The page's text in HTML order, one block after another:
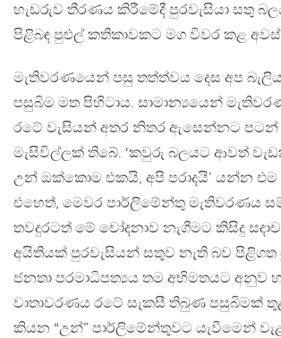
හැඩරුව තීරණය කිරීමේදී පුරවැසියා සතු
පිළිබඳ පුළුල් කතිකාවකට මග විවර කළ
මැතිවරණයෙන් පසු තත්ත්වය දෙස අප
පසුබිම මත පිහිටාය. සාමාන්‍යයෙන්
රටේ වැසියන් අතර නිතර ඇසෙන්නට පටන්
මැසිවිල්ලක් තිබේ. ‘කවුරු බලයට ආවත්
උන් ඔක්කොම එකයි, අපි පරාදයි’ යන්න එම
එහෙත්, මෙවර පාර්ලිමේන්තු මැතිවරණය
තවදුරටත් මේ චෝදනාව නැගීමට කිසිදු
අයිතියක් පුරවැසියන් සතුව නැති බව පිළිගත
ජනතා පරමාධිපත්‍යය තම අභිමතයට අනුව
වාතාවරණය රටේ සැකසී තිබුණ පසුබිමක්
කියන “උන්” පාර්ලිමේන්තුවට යැවීමෙන්